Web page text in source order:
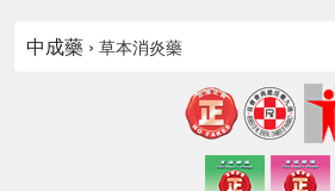
中成藥 › 草本消炎藥